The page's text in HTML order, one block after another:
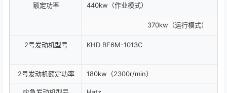
额定功率 440kw（作业模式）
370kw（运行模式）
2号发动机型号 KHD BF6M-1013C
2号发动机额定功率 180kw（2300r/min）